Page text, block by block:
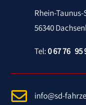
Rhein-Taunus-
56340
Tel:0 67 76 95
 info@sd-